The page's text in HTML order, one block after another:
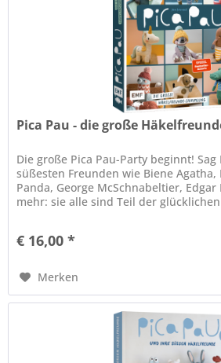
Pica Pau - die große
Die große Pica Pau-Party beginnt! Sag
süßesten Freunden wie Biene
Panda, George McSchnabeltier,
mehr: sie alle sind Teil der
€ 16,00 *
Merken